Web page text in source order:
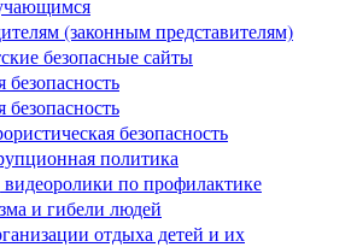
(законным представителям)
безопасные сайты
безопасность
политика
по профилактике
и гибели людей
отдыха детей и их